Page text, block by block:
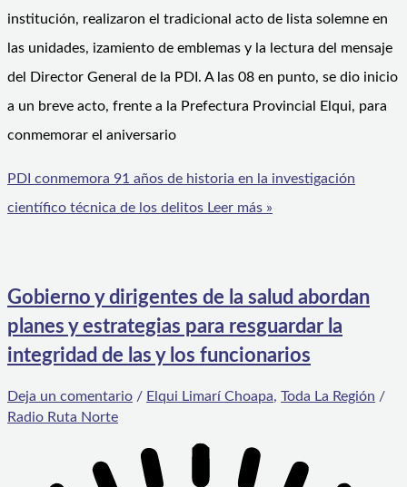
institución, realizaron el tradicional acto de lista solemne en
las unidades, izamiento de emblemas y la lectura del mensaje
del Director General de la PDI. A las 08 en punto, se dio inicio
a un breve acto, frente a la Prefectura Provincial Elqui, para
conmemorar el aniversario
PDI conmemora 91 años de historia en la investigación
científico técnica de los delitos Leer más »
Gobierno y dirigentes de la salud abordan
planes y estrategias para resguardar la
integridad de las y los funcionarios
Deja un comentario / Elqui Limarí Choapa, Toda La Región /
Radio Ruta Norte